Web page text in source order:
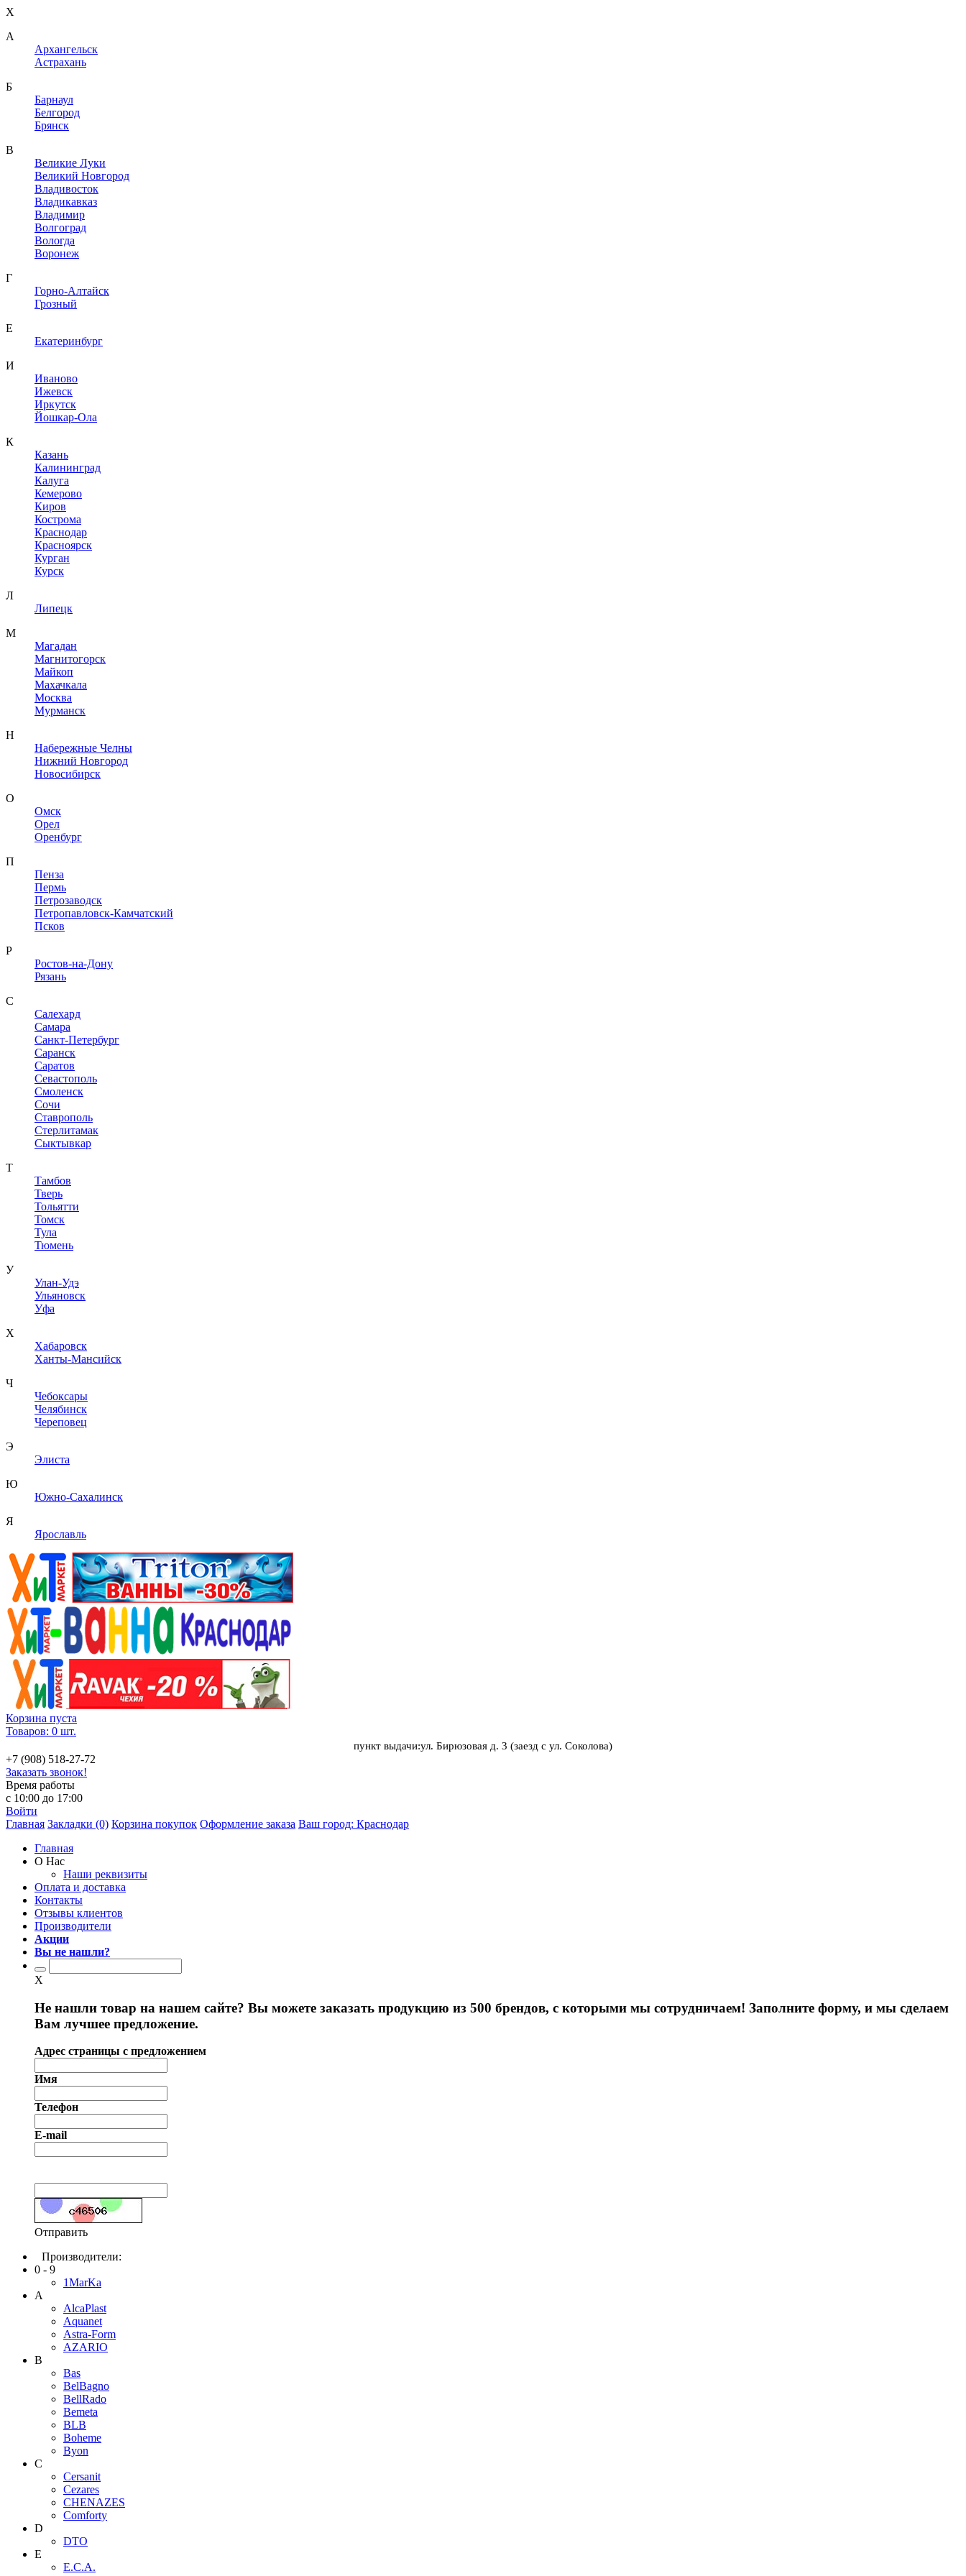
X
A
Архангельск
Астрахань
Б
Барнаул
Белгород
Брянск
В
Великие Луки
Великий Новгород
Владивосток
Владикавказ
Владимир
Волгоград
Вологда
Воронеж
Г
Горно-Алтайск
Грозный
Е
Екатеринбург
И
Иваново
Ижевск
Иркутск
Йошкар-Ола
К
Казань
Калининград
Калуга
Кемерово
Киров
Кострома
Краснодар
Красноярск
Курган
Курск
Л
Липецк
М
Магадан
Магнитогорск
Майкоп
Махачкала
Москва
Мурманск
Н
Набережные Челны
Нижний Новгород
Новосибирск
О
Омск
Орел
Оренбург
П
Пенза
Пермь
Петрозаводск
Петропавловск-Камчатский
Псков
Р
Ростов-на-Дону
Рязань
С
Салехард
Самара
Санкт-Петербург
Саранск
Саратов
Севастополь
Смоленск
Сочи
Ставрополь
Стерлитамак
Сыктывкар
Т
Тамбов
Тверь
Тольятти
Томск
Тула
Тюмень
У
Улан-Удэ
Ульяновск
Уфа
Х
Хабаровск
Ханты-Мансийск
Ч
Чебоксары
Челябинск
Череповец
Э
Элиста
Ю
Южно-Сахалинск
Я
Ярославль
Корзина пуста
Товаров: 0 шт.
пункт выдачи:ул. Бирюзовая д. 3 (заезд с ул. Соколова)
+7 (908) 518-27-72
Заказать звонок!
Время работы
с 10:00 до 17:00
Войти
Главная Закладки (0) Корзина покупок Оформление заказа Ваш город: Краснодар
Главная
О Нас
Наши реквизиты
Оплата и доставка
Контакты
Отзывы клиентов
Производители
Акции
Вы не нашли?
X
Не нашли товар на нашем сайте? Вы можете заказать продукцию из 500 брендов, с которыми мы сотрудничаем! Заполните форму, и мы сделаем
Вам лучшее предложение.
Адрес страницы с предложением
Имя
Телефон
E-mail
Отправить
Производители:
0 - 9
1MarKa
A
AlcaPlast
Aquanet
Astra-Form
AZARIO
B
Bas
BelBagno
BellRado
Bemeta
BLB
Boheme
Byon
C
Cersanit
Cezares
CHENAZES
Comforty
D
DTO
E
E.C.A.